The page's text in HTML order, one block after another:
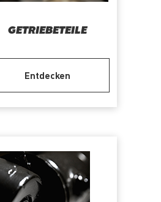
GETRIEBETEILE
Entdecken